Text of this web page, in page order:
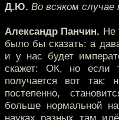
Д.Ю. Во всяком
Александр Панчин. Не
было бы сказать: а
и у нас будет
скажет: ОК, но если
получается вот так:
постепенно,
больше нормальной